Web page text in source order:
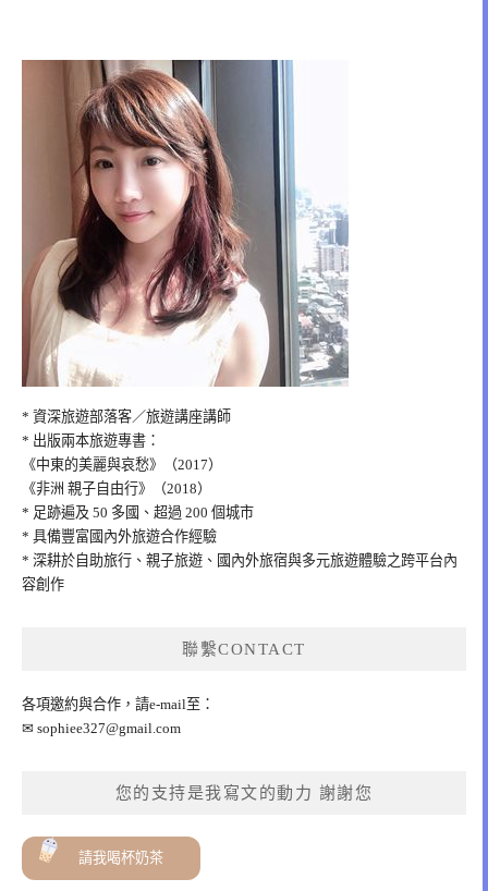
* 資深旅遊部落客／旅遊講座講師
* 出版兩本旅遊專書：
《中東的美麗與哀愁》（2017）
《非洲 親子自由行》（2018）
* 足跡遍及 50 多國、超過 200 個城市
* 具備豐富國內外旅遊合作經驗
* 深耕於自助旅行、親子旅遊、國內外旅宿與多元旅遊體驗之跨平台內
容創作
聯繫CONTACT
各項邀約與合作，請e-mail至：
✉ sophiee327@gmail.com
您的支持是我寫文的動力 謝謝您
請我喝杯奶茶